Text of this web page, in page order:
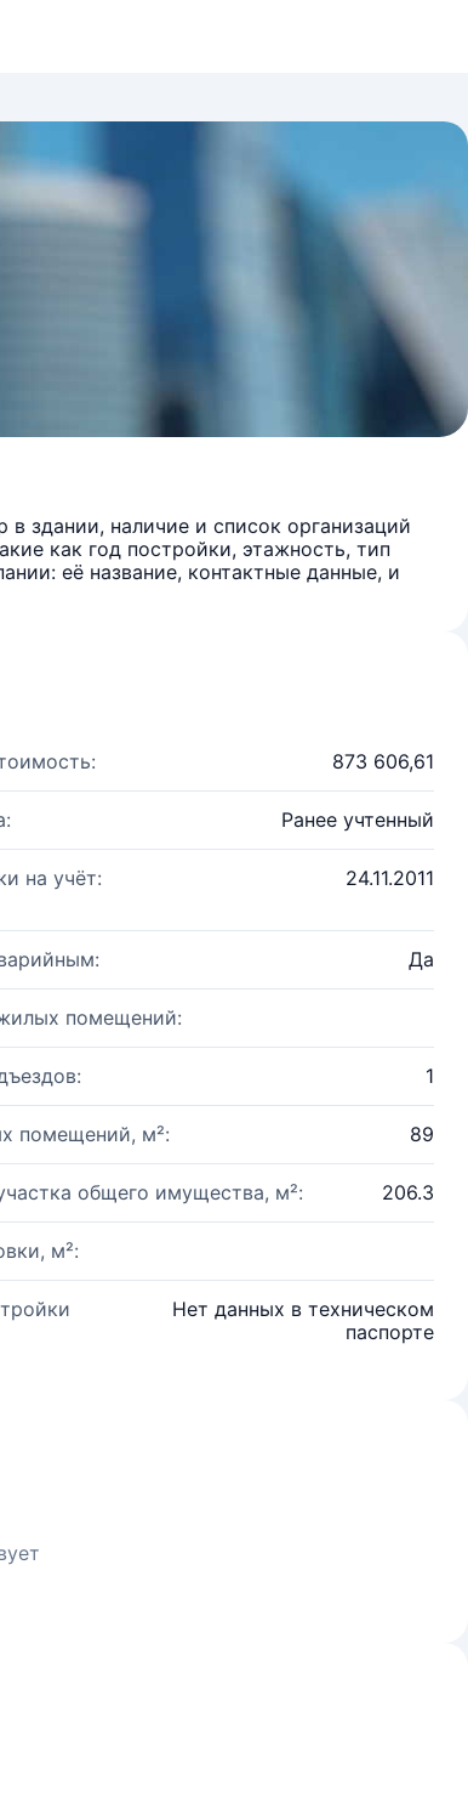
здании, наличие и список организаций
как год постройки, этажность, тип
её название, контактные данные, и
873 606,61
Ранее учтенный
на учёт: 24.11.2011
Да
помещений:
1
помещений, м²: 89
общего имущества, м²: 206.3
м²:
Нет данных в техническом
паспорте